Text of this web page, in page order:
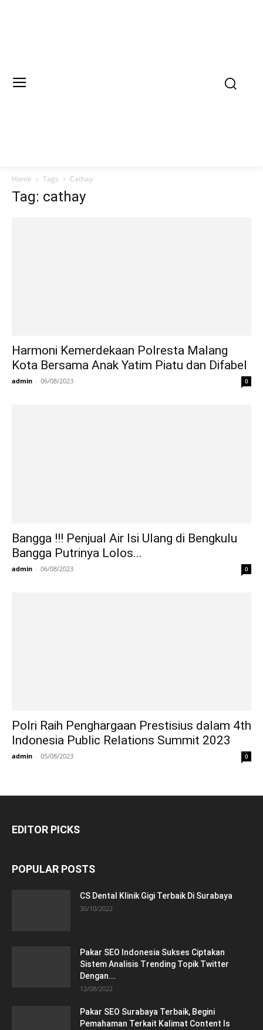
Home Tags Cathay
Tag: cathay
Harmoni Kemerdekaan Polresta Malang
Kota Bersama Anak Yatim Piatu dan Difabel
admin - 06/08/2023 0
Bangga !!! Penjual Air Isi Ulang di Bengkulu
Bangga Putrinya Lolos...
admin - 06/08/2023 0
Polri Raih Penghargaan Prestisius dalam 4th
Indonesia Public Relations Summit 2023
admin - 05/08/2023 0
EDITOR PICKS
POPULAR POSTS
CS Dental Klinik Gigi Terbaik Di Surabaya
30/10/2022
Pakar SEO Indonesia Sukses Ciptakan
Sistem Analisis Trending Topik Twitter
Dengan...
12/08/2022
Pakar SEO Surabaya Terbaik, Begini
Pemahaman Terkait Kalimat Content Is